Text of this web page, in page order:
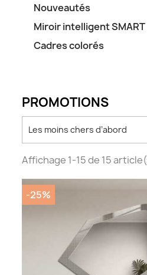
Nouveautés
Miroir intelligent SMART
Cadres colorés
PROMOTIONS
Les moins chers d’abord
Affichage 1-15 de 15
-25%